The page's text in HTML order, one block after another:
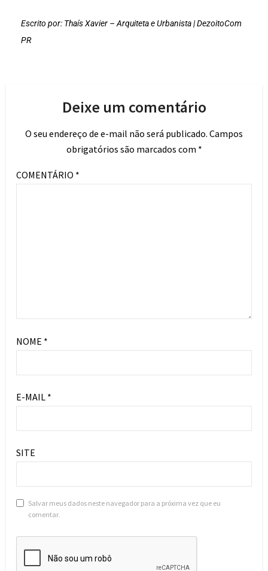
Escrito por: Thaís Xavier – Arquiteta e Urbanista | DezoitoCom
PR
Deixe um comentário
O seu endereço de e-mail não será publicado. Campos
obrigatórios são marcados com *
COMENTÁRIO *
NOME *
E-MAIL *
SITE
Salvar meus dados neste navegador para a próxima vez que eu
comentar.